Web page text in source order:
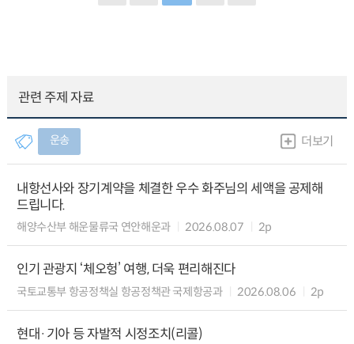
관련 주제 자료
운송 더보기
내항선사와 장기계약을 체결한 우수 화주님의 세액을 공제해
드립니다.
해양수산부 해운물류국 연안해운과 2026.08.07 2p
인기 관광지 ‘체오헝’ 여행, 더욱 편리해진다
국토교통부 항공정책실 항공정책관 국제항공과 2026.08.06 2p
현대·기아 등 자발적 시정조치(리콜)